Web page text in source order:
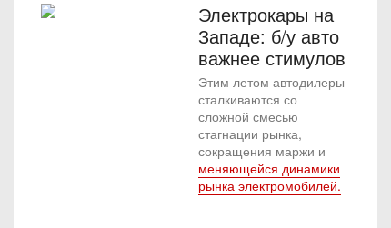
Электрокары на
Западе: б/у авто
важнее стимулов
Этим летом автодилеры
сталкиваются со
сложной смесью
стагнации рынка,
сокращения маржи и
меняющейся динамики
рынка электромобилей.